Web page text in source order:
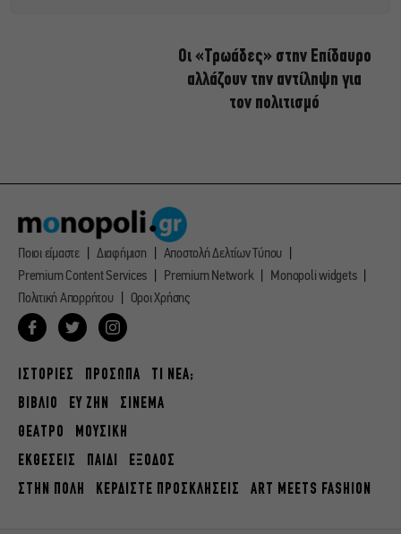
Οι «Τρωάδες» στην Επίδαυρο
αλλάζουν την αντίληψη για
τον πολιτισμό
Ποιοι είμαστε Διαφήμιση
Αποστολή Δελτίων Τύπου
Premium Content Services
Premium Network
Monopoli widgets
Πολιτική Απορρήτου
Οροι Χρήσης
ΙΣΤΟΡΙΕΣ ΠΡΟΣΩΠΑ
ΤΙ ΝΕΑ;
ΒΙΒΛΙΟ
ΕΥ ΖΗΝ
ΣΙΝΕΜΑ
ΘΕΑΤΡΟ
ΜΟΥΣΙΚΗ
ΕΚΘΕΣΕΙΣ
ΠΑΙΔΙ
ΕΞΟΔΟΣ
ΣΤΗΝ ΠΟΛΗ
ΚΕΡΔΙΣΤΕ ΠΡΟΣΚΛΗΣΕΙΣ ART MEETS FASHION